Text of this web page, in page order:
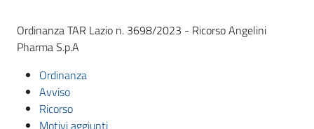
Ordinanza TAR Lazio n. 3698/2023 - Ricorso Angelini
Pharma S.p.A
Ordinanza
Avviso
Ricorso
Motivi aggiunti